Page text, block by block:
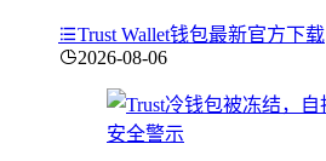
Trust Wallet钱包最新官方下载
2026-08-06